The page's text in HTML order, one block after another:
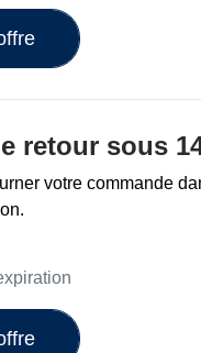
retour sous
votre commande